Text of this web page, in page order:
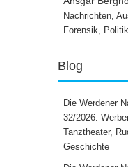
Nachrichten,
Forensik,
Blog
Die Werdener
32/2026:
Tanztheater,
Geschichte